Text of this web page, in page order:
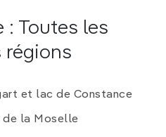
: Toutes les
régions
et lac de Constance
de la Moselle